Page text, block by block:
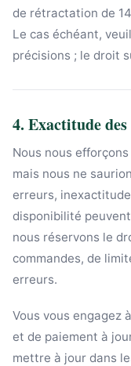
de rétractation de
Le cas échéant,
précisions ; le droit
4. Exactitude
Nous nous
mais nous ne
erreurs,
disponibilité
nous réservons le
commandes, de
erreurs.
Vous vous engagez
et de paiement à
mettre à jour dans